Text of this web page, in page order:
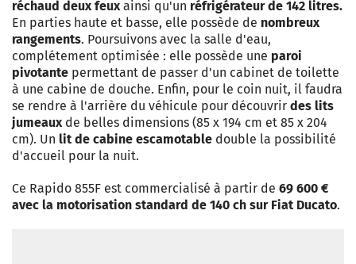
réchaud deux feuxainsi qu'un réfrigérateur de 142 litres.
En parties haute et basse, elle possède de nombreux
rangements. Poursuivons avec la salle d'eau,
complétement optimisée : elle possède une paroi
pivotante permettant de passer d'un cabinet de toilette
à une cabine de douche. Enfin, pour le coin nuit, il faudra
se rendre à l'arrière du véhicule pour découvrir des lits
jumeauxde belles dimensions (85 x 194 cm et 85 x 204
cm). Un lit de cabine escamotable double la possibilité
d'accueil pour la nuit.
Ce Rapido 855F est commercialisé à partir de 69 600 €
avec la motorisation standard de 140 ch sur Fiat Ducato.